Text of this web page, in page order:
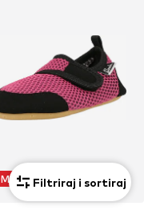
Filtriraj i sortiraj